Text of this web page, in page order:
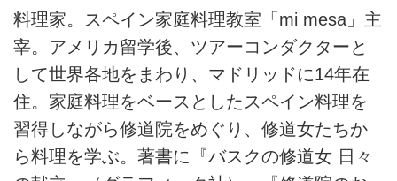
料理家。スペイン家庭料理教室「mi mesa」主
宰。アメリカ留学後、ツアーコンダクターと
して世界各地をまわり、マドリッドに14年在
住。家庭料理をベースとしたスペイン料理を
習得しながら修道院をめぐり、修道女たちか
ら料理を学ぶ。著書に『バスクの修道女 日々